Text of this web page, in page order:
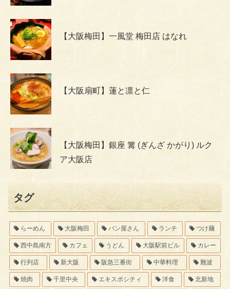
【大阪梅田】一風堂 梅田店 はなれ
【大阪扇町】蓮と凛と仁
【大阪梅田】銀座 篝 (ぎんざ かがり) ルク
ア大阪店
タグ
らーめん 大阪梅田 パン屋さん ランチ つけ麺
西中島南方 カフェ うどん 大阪駅前ビル カレー
行列店 新大阪 阪急三番街 中華料理 難波
焼肉 千里中央 エキスポシティ 洋食 北新地